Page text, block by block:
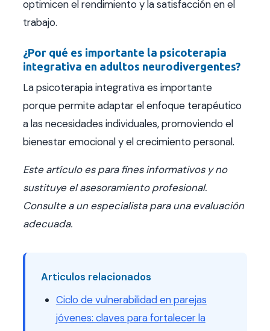
optimicen el rendimiento y la satisfacción en el
trabajo.
¿Por qué es importante la psicoterapia
integrativa en adultos neurodivergentes?
La psicoterapia integrativa es importante
porque permite adaptar el enfoque terapéutico
a las necesidades individuales, promoviendo el
bienestar emocional y el crecimiento personal.
Este artículo es para fines informativos y no
sustituye el asesoramiento profesional.
Consulte a un especialista para una evaluación
adecuada.
Articulos relacionados
Ciclo de vulnerabilidad en parejas
jóvenes: claves para fortalecer la